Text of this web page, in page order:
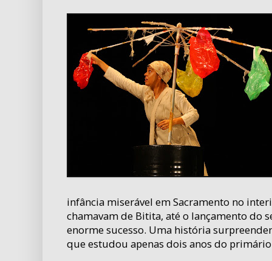
infância miserável em Sacramento no
chamavam de Bitita, até o lançamento do
enorme sucesso. Uma história
que estudou apenas dois anos do